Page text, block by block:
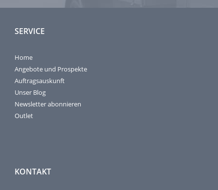
SERVICE
Home
Angebote und Prospekte
Auftragsauskunft
Unser Blog
Newsletter abonnieren
Outlet
KONTAKT